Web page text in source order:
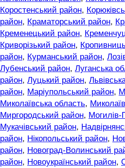
Коростенський район,
район, Краматорський район,
Кременецький район,
Криворізький район,
район, Курманський район,
Лубенський район, Луганська
район, Луцький район,
район, Маріупольський район,
Миколаївська область,
Миргородський район, Могилів-
Мукачівський район,
район, Нікопольський район,
район, Новоград-Волинський
район, Новоукраїнський район,